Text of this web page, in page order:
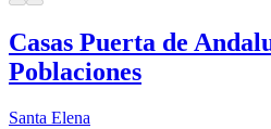
Casas Puerta de
Poblaciones
Santa Elena